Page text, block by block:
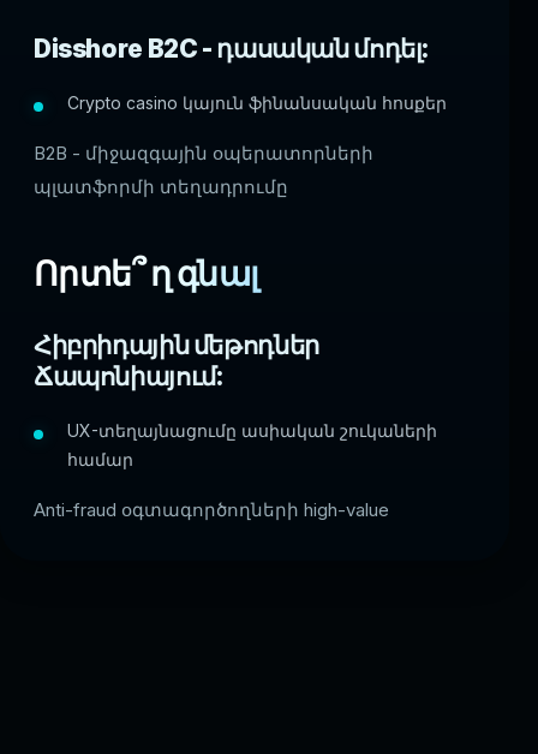
Disshore B2C - դասական մոդել:
Crypto casino կայուն ֆինանսական հոսքեր
B2B - միջազգային օպերատորների
պլատֆորմի տեղադրումը
Որտե՞ ղ գնալ
Հիբրիդային մեթոդներ
Ճապոնիայում:
UX-տեղայնացումը ասիական շուկաների
համար
Anti-fraud օգտագործողների high-value